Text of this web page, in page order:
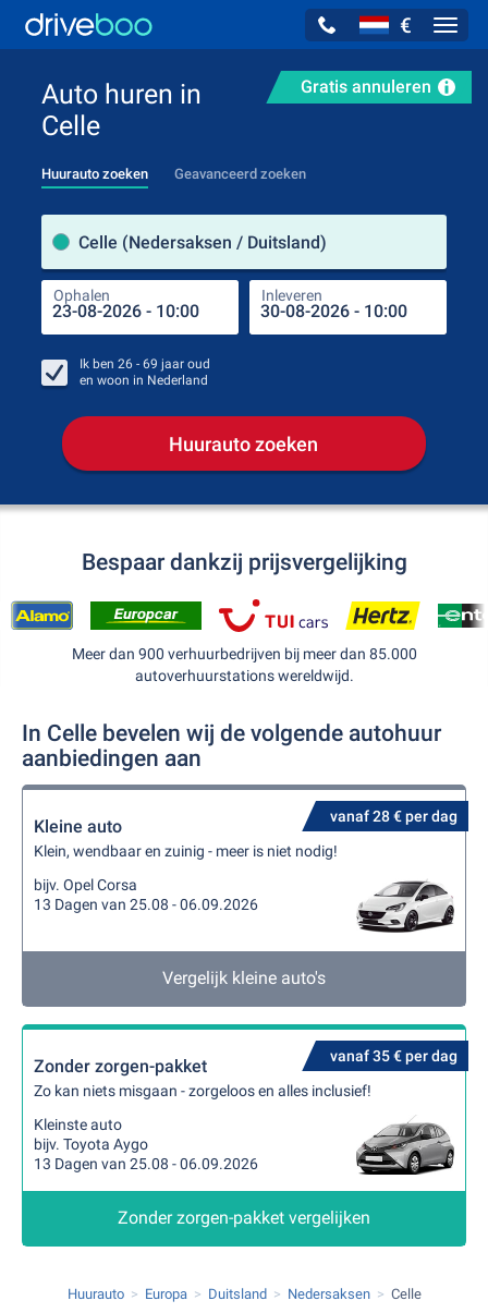
€
Gratis annuleren
Auto huren in
Celle
Huurauto zoeken Geavanceerd zoeken
Celle (Nedersaksen / Duitsland)
Ophalen Inleveren
Ik ben 26 - 69 jaar oud
en woon in Nederland
Huurauto zoeken
Bespaar dankzij prijsvergelijking
Meer dan 900 verhuurbedrijven bij meer dan 85.000
autoverhuurstations wereldwijd.
In Celle bevelen wij de volgende autohuur
aanbiedingen aan
vanaf 28 € per dag
Kleine auto
Klein, wendbaar en zuinig - meer is niet nodig!
bijv. Opel Corsa
13 Dagen van 25.08 - 06.09.2026
Vergelijk kleine auto's
vanaf 35 € per dag
Zonder zorgen-pakket
Zo kan niets misgaan - zorgeloos en alles inclusief!
Kleinste auto
bijv. Toyota Aygo
13 Dagen van 25.08 - 06.09.2026
Zonder zorgen-pakket vergelijken
Huurauto Europa Duitsland Nedersaksen Celle